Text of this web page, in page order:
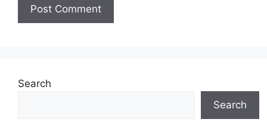
Search
Search